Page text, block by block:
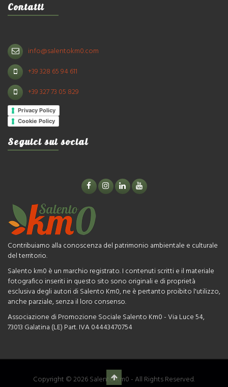
Contatti
info@salentokm0.com
+39 328 65 94 611
+39 327 73 05 829
Privacy Policy
Cookie Policy
Seguici sui social
Contribuiamo alla conoscenza del patrimonio ambientale e culturale
del territorio.
Salento km0 è un marchio registrato. I contenuti scritti e il materiale
fotografico inseriti in questo sito sono originali e di proprietà
esclusiva degli autori di Salento Km0, ne è pertanto proibito l'utilizzo,
anche parziale, senza il loro consenso.
Associazione di Promozione Sociale Salento Km0 - Via Luce 54,
73013 Galatina (LE) Part. IVA 04443470754
Copyright © 2026 Salento Km0 - All Rights Reserved.